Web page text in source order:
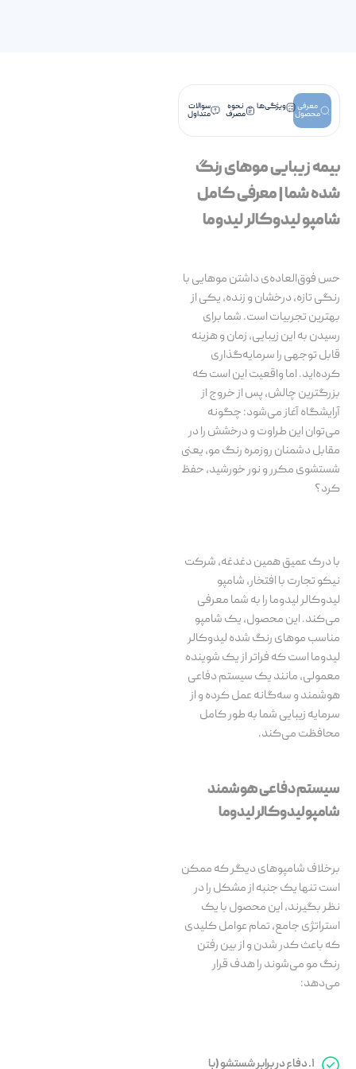
معرفی
محصول
ویژگی‌ها نحوه
مصرف
سوالات
متداول
بیمه زیبایی موهای رنگ
شده شما | معرفی کامل
شامپو لیدوکالر لیدوما
حس فوق‌العاده‌ی داشتن موهایی با
رنگی تازه، درخشان و زنده، یکی از
بهترین تجربیات است. شما برای
رسیدن به این زیبایی، زمان و هزینه
قابل توجهی را سرمایه‌گذاری
کرده‌اید. اما واقعیت این است که
بزرگترین چالش، پس از خروج از
آرایشگاه آغاز می‌شود: چگونه
می‌توان این طراوت و درخشش را در
مقابل دشمنان روزمره رنگ مو، یعنی
شستشوی مکرر و نور خورشید، حفظ
کرد؟
با درک عمیق همین دغدغه، شرکت
نیکو تجارت با افتخار، شامپو
لیدوکالر لیدوما را به شما معرفی
می‌کند. این محصول، یک شامپو
مناسب موهای رنگ شده لیدوکالر
لیدوما است که فراتر از یک شوینده
معمولی، مانند یک سیستم دفاعی
هوشمند و سه‌گانه عمل کرده و از
سرمایه زیبایی شما به طور کامل
محافظت می‌کند.
سیستم دفاعی هوشمند
شامپو لیدوکالر لیدوما
برخلاف شامپوهای دیگر که ممکن
است تنها یک جنبه از مشکل را در
نظر بگیرند، این محصول با یک
استراتژی جامع، تمام عوامل کلیدی
که باعث کدر شدن و از بین رفتن
رنگ مو می‌شوند را هدف قرار
می‌دهد:
۱. دفاع در برابر شستشو (با